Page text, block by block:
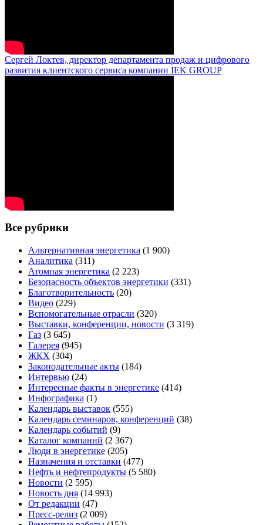
Сергей Локтев, директор департамента продаж и цифрового
развития клиентского сервиса компании IEK GROUP
Все рубрики
Альтернативная энергетика (1 900)
Аналитика (311)
Атомная энергетика (2 223)
Безопасность объектов энергетики (331)
Благотворительность (20)
Видео (229)
Вспомогательные отрасли (320)
Выставки, конференции, новости (3 319)
Газ (3 645)
Галерея (945)
ЖКХ (304)
Законодательные акты (184)
Интервью (24)
Интересные факты в энергетике (414)
Инфографика (1)
Календарь выставок (555)
Календарь семинаров, конференций (38)
Календарь событий (9)
Каталог компаний (2 367)
Люди в энергетике (205)
Назначения и отставки (477)
Нефть и нефтепродукты (5 580)
Новости (2 595)
Новость дня (14 993)
От редакции (47)
Пресс-релиз (2 009)